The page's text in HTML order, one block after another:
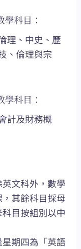
科目：
理、中史、歷
、倫理與宗
科目：
計及財務概
文科外，數學
其餘科目採母
目按組別以中
期四為「英語